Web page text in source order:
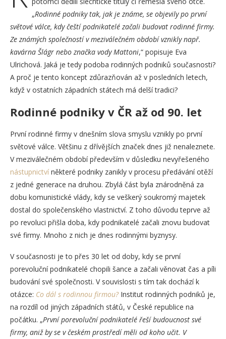
„Rodinné podniky tak, jak je známe, se objevily po první
světové válce, kdy čeští podnikatelé začali budovat rodinné firmy.
Ze známých společností v meziválečném období vznikly např.
kavárna Šlágr nebo značka vody Mattoni,“ popisuje Eva
Ulrichová. Jaká je tedy podoba rodinných podniků současnosti?
A proč je tento koncept zdůrazňován až v posledních letech,
když v ostatních západních státech má delší tradici?
Rodinné podniky v ČR až od 90. let
První rodinné firmy v dnešním slova smyslu vznikly po první
světové válce. Většinu z dřívějších značek dnes již nenaleznete.
V meziválečném období především v důsledku nevyřešeného
nástupnictví některé podniky zanikly v procesu předávání otěží
z jedné generace na druhou. Zbylá část byla znárodněná za
dobu komunistické vlády, kdy se veškerý soukromý majetek
dostal do společenského vlastnictví. Z toho důvodu teprve až
po revoluci přišla doba, kdy podnikatelé začali znovu budovat
své firmy. Mnoho z nich je dnes rodinnými byznysy.
V současnosti je to přes 30 let od doby, kdy se první
porevoluční podnikatelé chopili šance a začali věnovat čas a píli
budování své společnosti. V souvislosti s tím tak dochází k
otázce: Co dál s rodinnou firmou?Institut rodinných podniků je,
na rozdíl od jiných západních států, v České republice na
počátku. „První porevoluční podnikatelé řeší budoucnost své
firmy, aniž by se v českém prostředí měli od koho učit. V